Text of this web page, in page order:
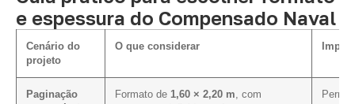
e espessura do Compensado Naval
Cenário do
projeto
O que considerar
Paginação
Formato de 1,60 × 2,20 m , com